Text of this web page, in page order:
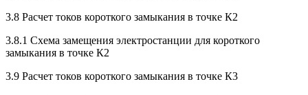
3.8 Расчет токов короткого замыкания в точке К2
3.8.1 Схема замещения электростанции для короткого
замыкания в точке К2
3.9 Расчет токов короткого замыкания в точке К3